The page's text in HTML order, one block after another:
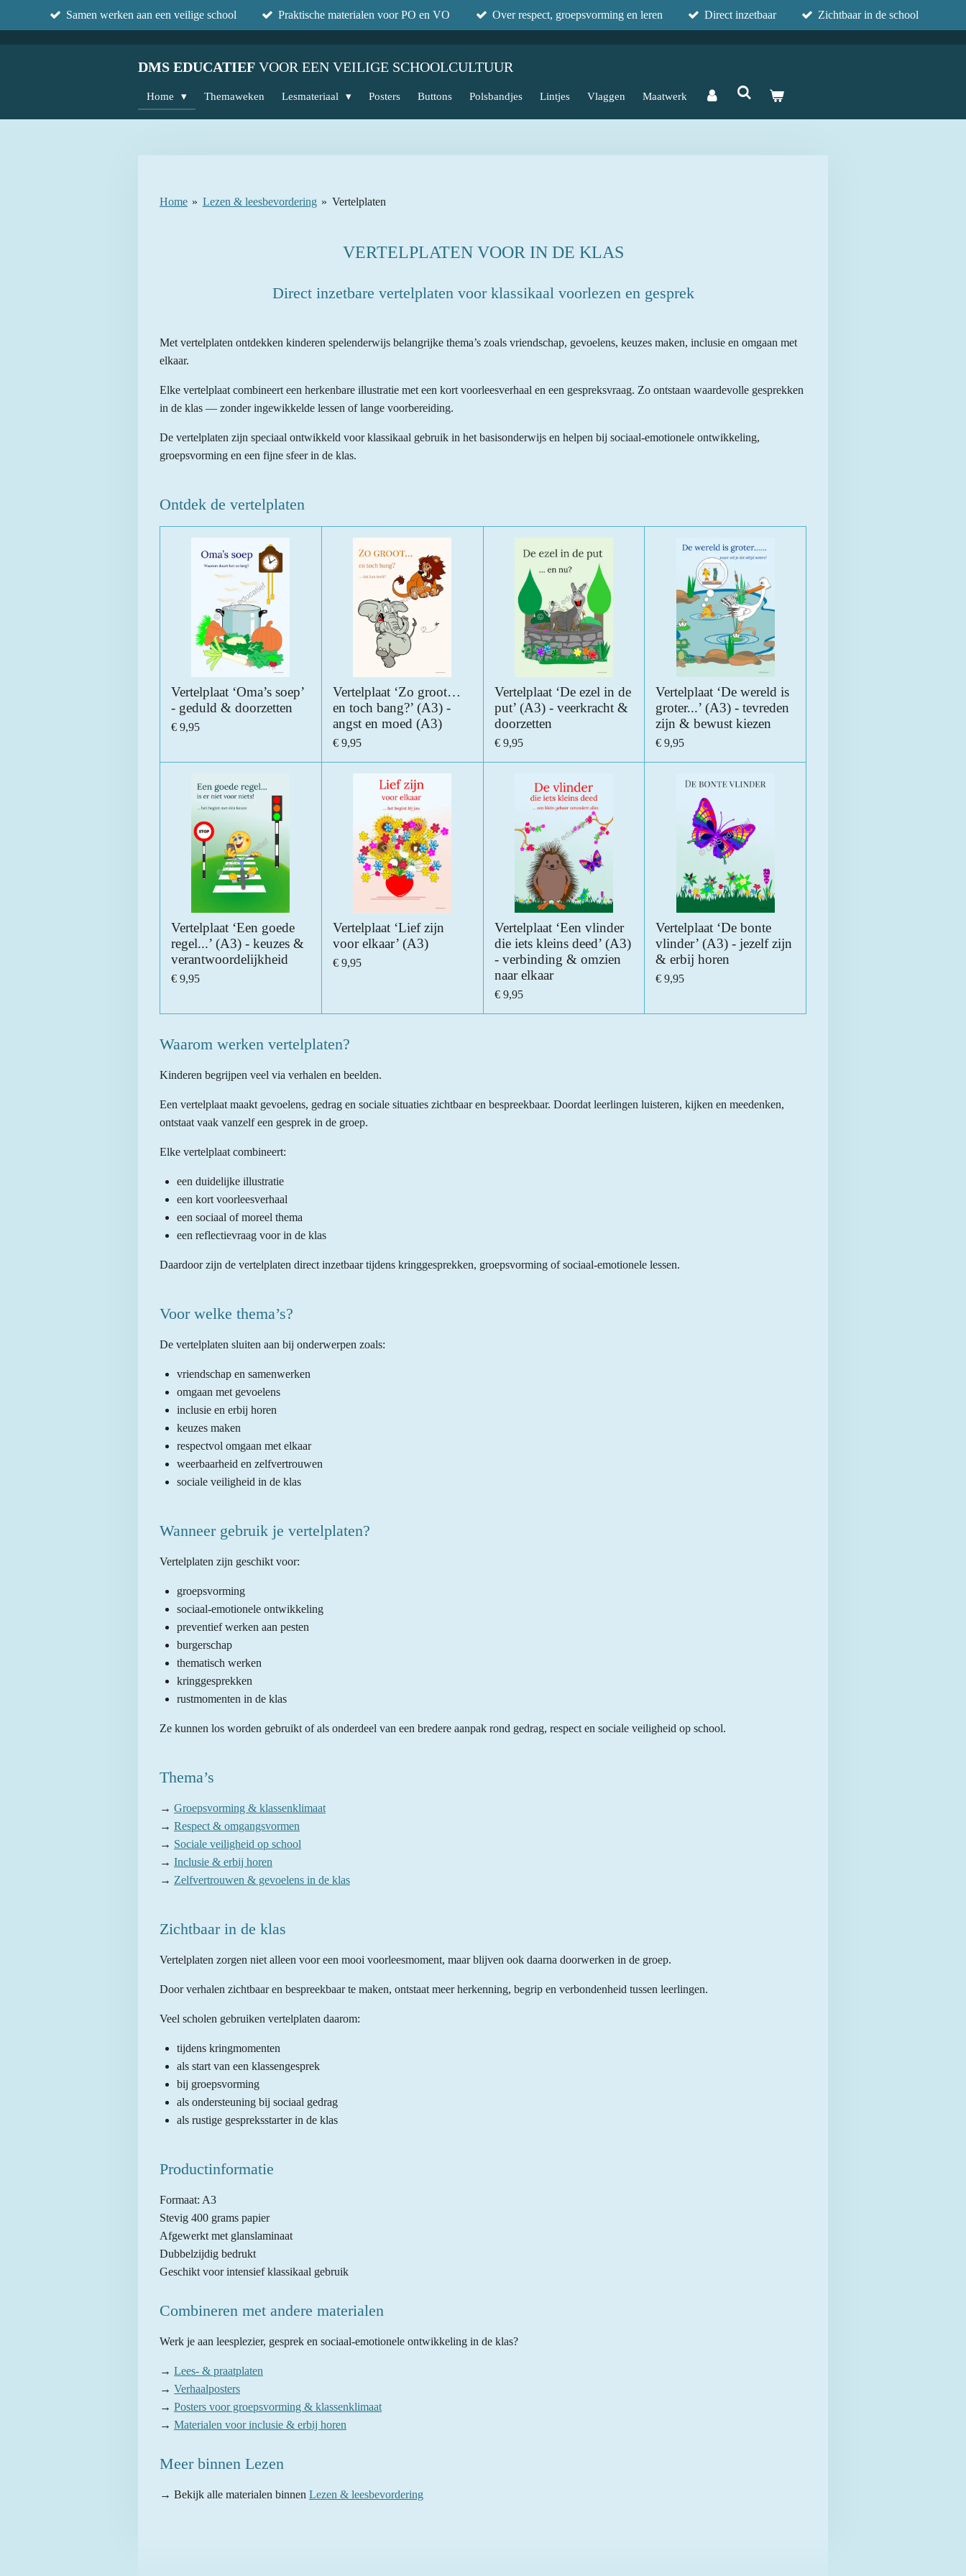
direct
Samen werken aan een veilige school Praktische materialen voor PO en VO Over respect, groepsvorming en leren Direct inzetbaar Zichtbaar in de school
DMS EDUCATIEF VOOR EEN VEILIGE SCHOOLCULTUUR
Home Themaweken Lesmateriaal Posters Buttons Polsbandjes Lintjes Vlaggen Maatwerk
Home » Lezen & leesbevordering » Vertelplaten
VERTELPLATEN VOOR IN DE KLAS
Direct inzetbare vertelplaten voor klassikaal voorlezen en gesprek
Met vertelplaten ontdekken kinderen spelenderwijs belangrijke thema’s zoals vriendschap, gevoelens, keuzes maken, inclusie en omgaan met
elkaar.
Elke vertelplaat combineert een herkenbare illustratie met een kort voorleesverhaal en een gespreksvraag. Zo ontstaan waardevolle gesprekken
in de klas — zonder ingewikkelde lessen of lange voorbereiding.
De vertelplaten zijn speciaal ontwikkeld voor klassikaal gebruik in het basisonderwijs en helpen bij sociaal-emotionele ontwikkeling,
groepsvorming en een fijne sfeer in de klas.
Ontdek de vertelplaten
Vertelplaat ‘Oma’s soep’
- geduld & doorzetten
€ 9,95
Vertelplaat ‘Zo groot…
en toch bang?’ (A3) -
angst en moed (A3)
€ 9,95
Vertelplaat ‘De ezel in de
put’ (A3) - veerkracht &
doorzetten
€ 9,95
Vertelplaat ‘De wereld is
groter...’ (A3) - tevreden
zijn & bewust kiezen
€ 9,95
Vertelplaat ‘Een goede
regel...’ (A3) - keuzes &
verantwoordelijkheid
€ 9,95
Vertelplaat ‘Lief zijn
voor elkaar’ (A3)
€ 9,95
Vertelplaat ‘Een vlinder
die iets kleins deed’ (A3)
- verbinding & omzien
naar elkaar
€ 9,95
Vertelplaat ‘De bonte
vlinder’ (A3) - jezelf zijn
& erbij horen
€ 9,95
Waarom werken vertelplaten?
Kinderen begrijpen veel via verhalen en beelden.
Een vertelplaat maakt gevoelens, gedrag en sociale situaties zichtbaar en bespreekbaar. Doordat leerlingen luisteren, kijken en meedenken,
ontstaat vaak vanzelf een gesprek in de groep.
Elke vertelplaat combineert:
een duidelijke illustratie
een kort voorleesverhaal
een sociaal of moreel thema
een reflectievraag voor in de klas
Daardoor zijn de vertelplaten direct inzetbaar tijdens kringgesprekken, groepsvorming of sociaal-emotionele lessen.
Voor welke thema’s?
De vertelplaten sluiten aan bij onderwerpen zoals:
vriendschap en samenwerken
omgaan met gevoelens
inclusie en erbij horen
keuzes maken
respectvol omgaan met elkaar
weerbaarheid en zelfvertrouwen
sociale veiligheid in de klas
Wanneer gebruik je vertelplaten?
Vertelplaten zijn geschikt voor:
groepsvorming
sociaal-emotionele ontwikkeling
preventief werken aan pesten
burgerschap
thematisch werken
kringgesprekken
rustmomenten in de klas
Ze kunnen los worden gebruikt of als onderdeel van een bredere aanpak rond gedrag, respect en sociale veiligheid op school.
Thema’s
→ Groepsvorming & klassenklimaat
→ Respect & omgangsvormen
→ Sociale veiligheid op school
→ Inclusie & erbij horen
→ Zelfvertrouwen & gevoelens in de klas
Zichtbaar in de klas
Vertelplaten zorgen niet alleen voor een mooi voorleesmoment, maar blijven ook daarna doorwerken in de groep.
Door verhalen zichtbaar en bespreekbaar te maken, ontstaat meer herkenning, begrip en verbondenheid tussen leerlingen.
Veel scholen gebruiken vertelplaten daarom:
tijdens kringmomenten
als start van een klassengesprek
bij groepsvorming
als ondersteuning bij sociaal gedrag
als rustige gespreksstarter in de klas
Productinformatie
Formaat: A3
Stevig 400 grams papier
Afgewerkt met glanslaminaat
Dubbelzijdig bedrukt
Geschikt voor intensief klassikaal gebruik
Combineren met andere materialen
Werk je aan leesplezier, gesprek en sociaal-emotionele ontwikkeling in de klas?
→ Lees- & praatplaten
→ Verhaalposters
→ Posters voor groepsvorming & klassenklimaat
→ Materialen voor inclusie & erbij horen
Meer binnen Lezen
→ Bekijk alle materialen binnen Lezen & leesbevordering